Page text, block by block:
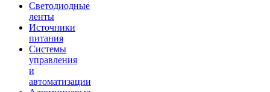
Светодиодные
ленты
Источники
питания
Системы
управления
и
автоматизации